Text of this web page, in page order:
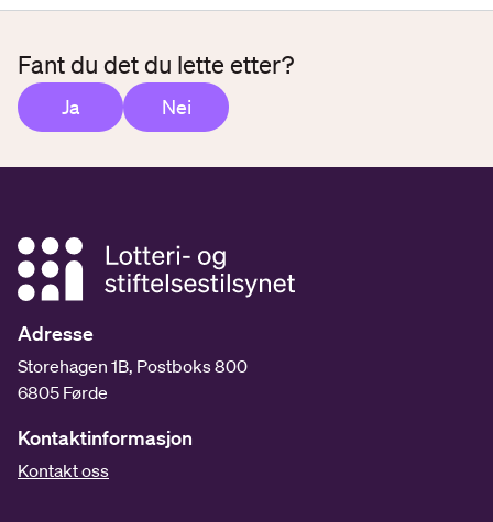
Fant du det du lette etter?
Ja Nei
Adresse
Storehagen 1B, Postboks 800
6805 Førde
Kontaktinformasjon
Kontakt oss